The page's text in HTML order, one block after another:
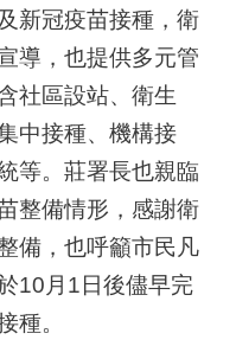
新冠疫苗接種，衛
導，也提供多元管
社區設站、衛生
中接種、機構接
等。莊署長也親臨
整備情形，感謝衛
備，也呼籲市民凡
10月1日後儘早完
種。